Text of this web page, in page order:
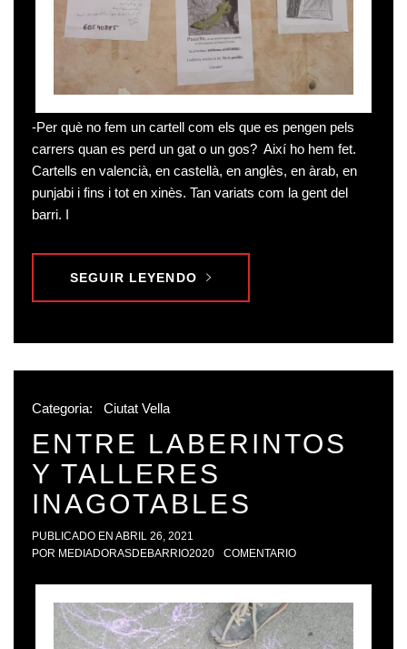
-Per què no fem un cartell com els que es pengen pels
carrers quan es perd un gat o un gos? Així ho hem fet.
Cartells en valencià, en castellà, en anglès, en àrab, en
punjabi i fins i tot en xinès. Tan variats com la gent del
barri. I
SEGUIR LEYENDO
Categoria: Ciutat Vella
ENTRE LABERINTOS
Y TALLERES
INAGOTABLES
PUBLICADO EN ABRIL 26, 2021
POR MEDIADORASDEBARRIO2020 COMENTARIO